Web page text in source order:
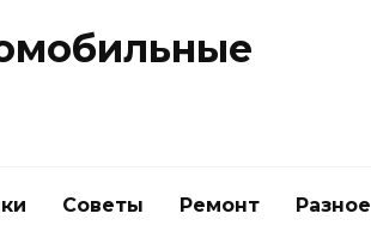
Советы Ремонт Разное